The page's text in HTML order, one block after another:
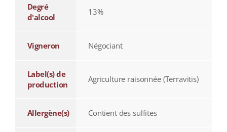
Degré
d'alcool
13%
Vigneron Négociant
Label(s) de
production
Agriculture raisonnée (Terravitis)
Allergène(s) Contient des sulfites